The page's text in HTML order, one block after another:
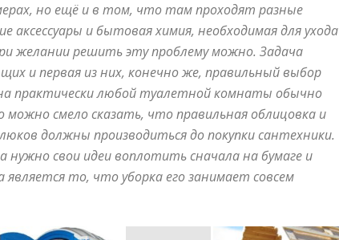
но ещё и в том, что там проходят разные
и бытовая химия, необходимая для ухода
желании решить эту проблему можно. Задача
и первая из них, конечно же, правильный выбор
практически любой туалетной комнаты обычно
смело сказать, что правильная облицовка и
должны производиться до покупки сантехники.
свои идеи воплотить сначала на бумаге и
то, что уборка его занимает совсем